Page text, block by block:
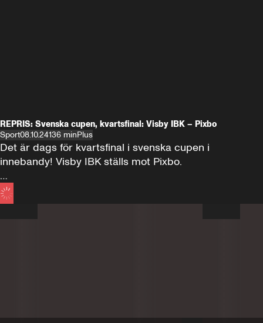
REPRIS: Svenska cupen, kvartsfinal: Visby IBK – Pixbo
Sport08.10.24136 minPlus
Det är dags för kvartsfinal i svenska cupen i
innebandy! Visby IBK ställs mot Pixbo.
Du ser matchen i Plus! Matchstart 18.00.